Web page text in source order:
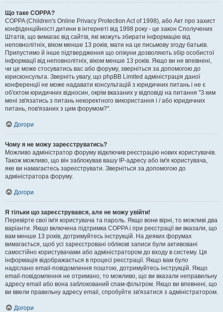
Що таке COPPA?
COPPA (Children's Online Privacy Protection Act of 1998), або Акт про захист
конфіденційності дитини в інтернеті від 1998 року - це закон Сполучених
Штатів, що вимагає від сайтів, які можуть збирати інформацію від
неповнолітніх, віком менше 13 років, мати на це письмову згоду батьків.
Припустимо й інше підтвердження що опікуни дозволяють збір особистої
інформації від неповнолітніх, віком менше 13 років. Якщо ви не впевнені,
чи це може стосуватись вас або форуму, зверніться за допомогою до
юрисконсульта. Зверніть увагу, що phpBB Limited адміністрація даної
конференції не може надавати консультацій з юридичних питань і не є
об'єктом юридичних відносин, окрім вказаних у відповіді на питання "З ким
мені зв'язатись з питань некоректного використання і / або юридичних
питань, пов'язаних з цим форумом?".
Догори
Чому я не можу зареєструватись?
Можливо адміністратор форуму відключив реєстрацію нових користувачів.
Також можливо, що він заблокував вашу IP-адресу або ім'я користувача,
яке ви намагаєтесь зареєструвати. Зверніться за допомогою до
адміністратора форуму.
Догори
Я тільки що зареєструвався, але не можу увійти!
Перевірте свої ім'я користувача та пароль. Якщо вони вірні, то можливі два
варіанти. Якщо включена підтримка COPPA і при реєстрації ви вказали, що
вам менше 13 років, дотримуйтесь інструкцій. На деяких форумах
вимагається, щоб усі зареєстровані облікові записи були активовані
самостійно користувачами або адміністратором до входу в систему. Ця
інформація відображається в процесі реєстрації. Якщо вам було
надіслано email-повідомлення поштою, дотримуйтесь інструкцій. Якщо
email-повідомлення не отримано, то можливо, що ви вказали неправильну
адресу email або вона заблокований спам-фільтром. Якщо ви впевнені, що
ви ввели правильну адресу email, спробуйте зв'язатися з адміністратором.
Догори